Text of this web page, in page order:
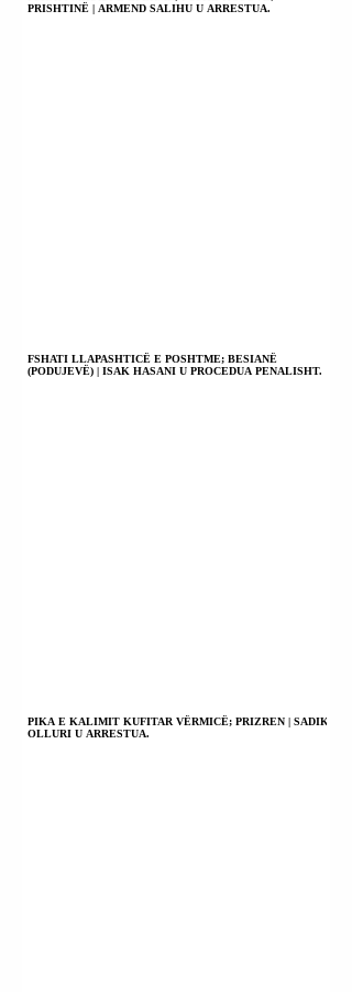
MBËSHTETEN MBI
PRISHTINË | ARMEND SALIHU U ARRESTUA.
FSHATI LLAPASHTICË E POSHTME; BESIANË
(PODUJEVË) | ISAK HASANI U PROCEDUA PENALISHT.
PIKA E KALIMIT KUFITAR VËRMICË; PRIZREN | SADIK
OLLURI U ARRESTUA.